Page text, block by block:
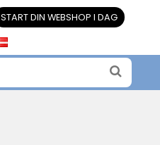
START DIN WEBSHOP I DAG